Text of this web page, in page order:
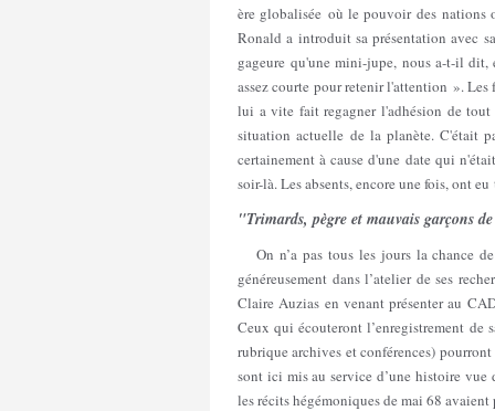
ère globalisée où le pouvoir des nations
Ronald a introduit sa présentation avec
gageure qu'une mini-jupe, nous a-t-il
assez courte pour retenir l'attention ».
lui a vite fait regagner l'adhésion de
situation actuelle de la planète. C'était
certainement à cause d'une date qui
soir-là. Les absents, encore une fois, ont
"Trimards, pègre et mauvais garçons
On n’a pas tous les jours la chance
généreusement dans l’atelier de ses
Claire Auzias en venant présenter au
Ceux qui écouteront l’enregistrement de
rubrique archives et conférences)
sont ici mis au service d’une histoire vue
les récits hégémoniques de mai 68